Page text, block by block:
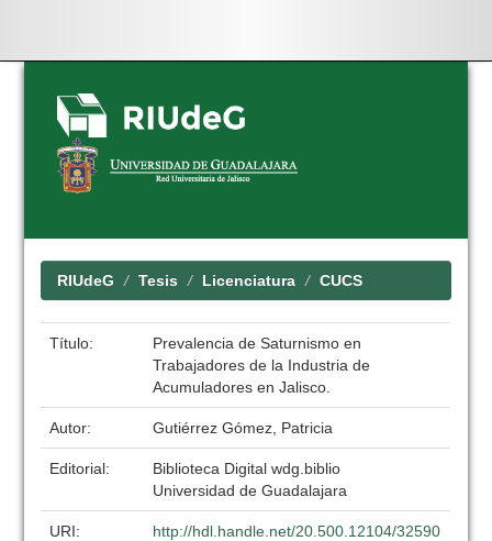
Skip
navigation
RIUdeG Tesis Licenciatura CUCS
Título:
Prevalencia de Saturnismo en
Trabajadores de la Industria de
Acumuladores en Jalisco.
Autor: Gutiérrez Gómez, Patricia
Editorial:
Biblioteca Digital wdg.biblio
Universidad de Guadalajara
URI:
http://hdl.handle.net/20.500.12104/32590